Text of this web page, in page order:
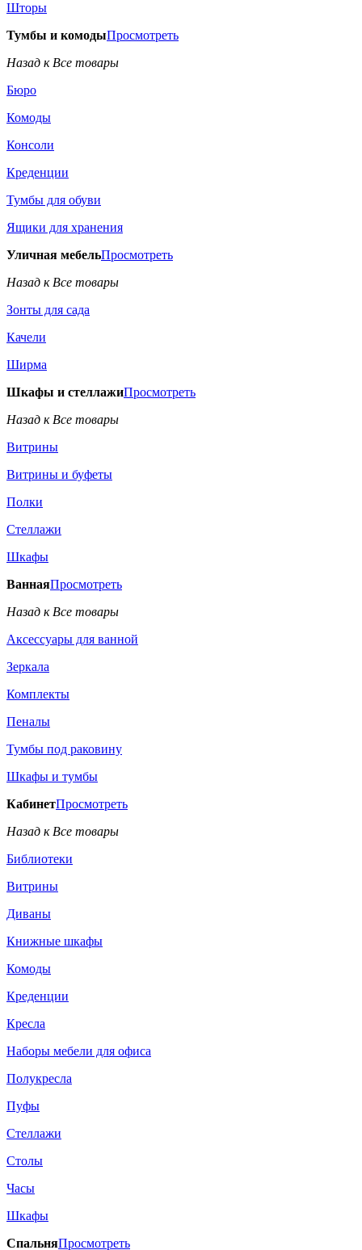
Шторы
Тумбы и комодыПросмотреть
Назад к Все товары
Бюро
Комоды
Консоли
Креденции
Тумбы для обуви
Ящики для хранения
Уличная мебельПросмотреть
Назад к Все товары
Зонты для сада
Качели
Ширма
Шкафы и стеллажиПросмотреть
Назад к Все товары
Витрины
Витрины и буфеты
Полки
Стеллажи
Шкафы
ВаннаяПросмотреть
Назад к Все товары
Аксессуары для ванной
Зеркала
Комплекты
Пеналы
Тумбы под раковину
Шкафы и тумбы
КабинетПросмотреть
Назад к Все товары
Библиотеки
Витрины
Диваны
Книжные шкафы
Комоды
Креденции
Кресла
Наборы мебели для офиса
Полукресла
Пуфы
Стеллажи
Столы
Часы
Шкафы
СпальняПросмотреть